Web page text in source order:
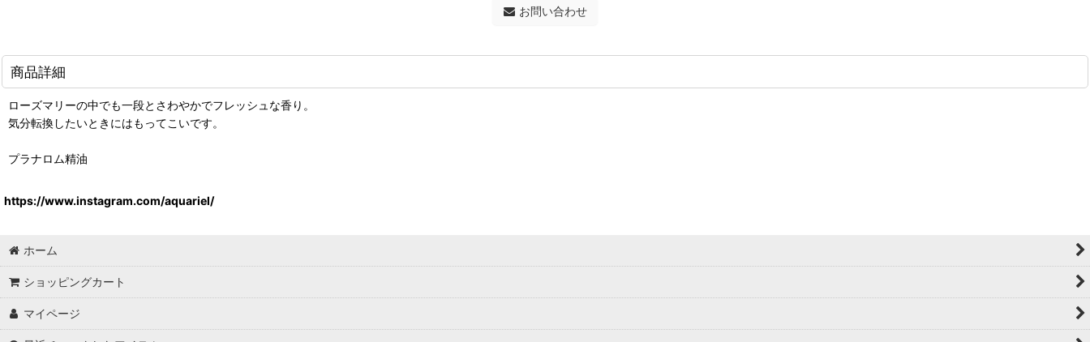
お問い合わせ
商品詳細
ローズマリーの中でも一段とさわやかでフレッシュな香り。
気分転換したいときにはもってこいです。
プラナロム精油
https://www.instagram.com/aquariel/
ホーム
ショッピングカート
マイページ